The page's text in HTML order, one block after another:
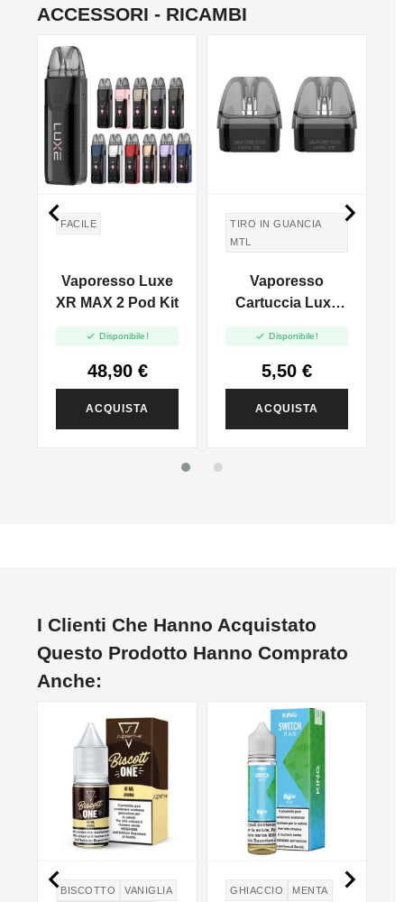
ACCESSORI - RICAMBI
FACILE
Vaporesso Luxe
XR MAX 2 Pod Kit
 Disponibile!
48,90 €
ACQUISTA
TIRO IN GUANCIA
MTL
Vaporesso
Cartuccia Luxe
MTL - Senza
Resistenza - 5ml -
2pz
 Disponibile!
5,50 €
ACQUISTA
 
I Clienti Che Hanno Acquistato
Questo Prodotto Hanno Comprato
Anche:
BISCOTTO VANIGLIA GHIACCIO MENTA
 